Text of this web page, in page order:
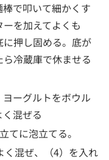
で叩いて細かくす
を加えてよくも
押し固める。底が
冷蔵庫で休ませる
ーグルトをボウル
混ぜる
てに泡立てる。
く混ぜ、（4）を入れ